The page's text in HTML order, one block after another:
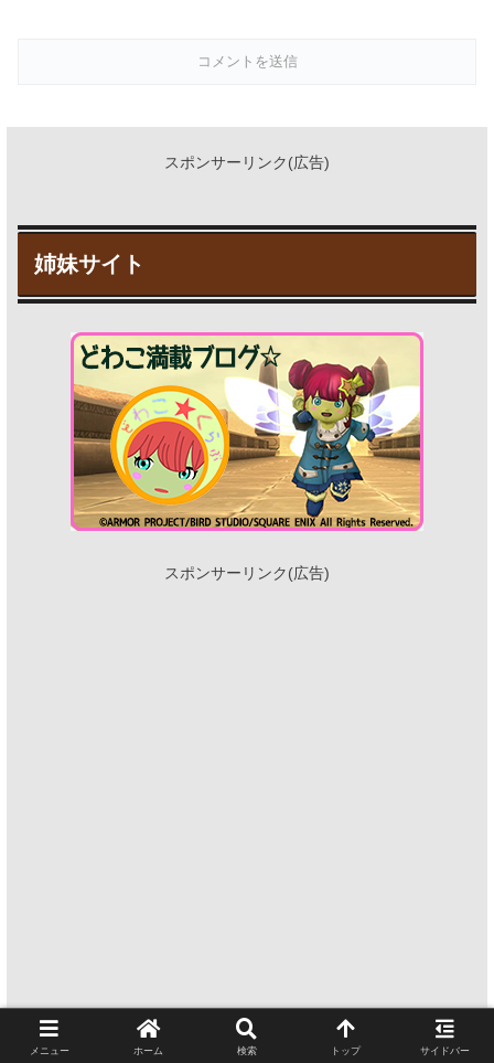
スポンサーリンク(広告)
姉妹サイト
スポンサーリンク(広告)
メニュー ホーム 検索 トップ サイドバー